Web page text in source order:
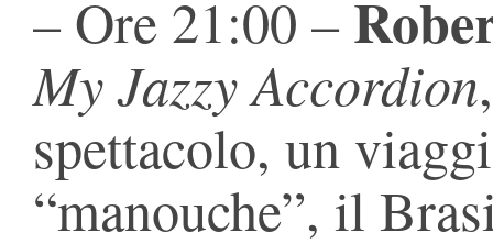
– Ore 21:00 –
My Jazzy Accordion
spettacolo, un
“manouche”, il